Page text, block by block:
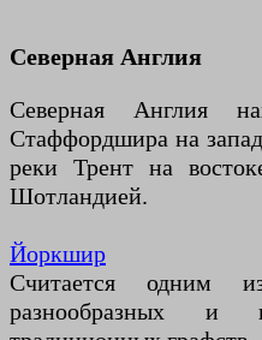
Северная Англия
Северная Англия
Стаффордшира на
реки Трент на
Шотландией.
Йоркшир
Считается одним
разнообразных и